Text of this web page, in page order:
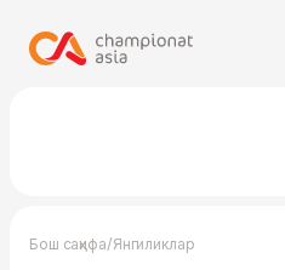
Бош саҳифа/Янгиликлар